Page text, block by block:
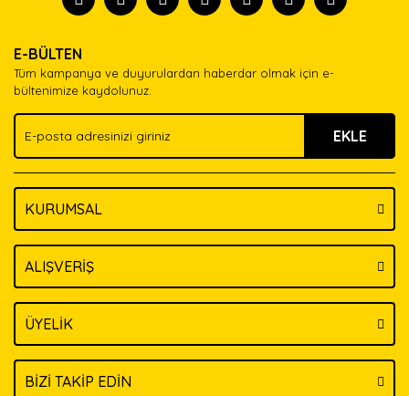
Ürün açıklamasında eksik bilgiler bulunuyor.
Ürün bilgilerinde hatalar bulunuyor.
Ürün fiyatı diğer sitelerden daha pahalı.
Bu ürüne benzer farklı alternatifler olmalı.
E-BÜLTEN
Tüm kampanya ve duyurulardan haberdar olmak için e-
bültenimize kaydolunuz.
EKLE
KURUMSAL
ALIŞVERİŞ
ÜYELİK
BİZİ TAKİP EDİN